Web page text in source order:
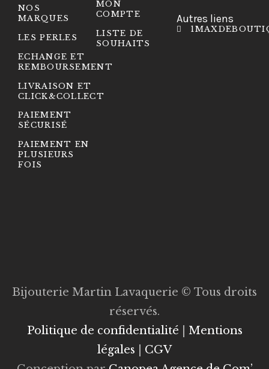
NOS
MARQUES
LES PERLES
ECHANGE ET
REMBOURSEMENT
LIVRAISON ET
CLICK&COLLECT
PAIEMENT
SÉCURISÉ
PAIEMENT EN
PLUSIEURS
FOIS
MON
COMPTE
LISTE DE
SOUHAITS
Autres liens
Bijouterie Martin Lavaquerie © Tous droits
réservés.
Politique de confidentialité
Mentions
légales
CGV